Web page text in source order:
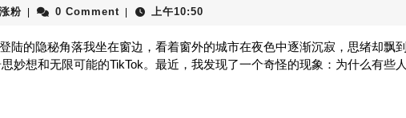
家
排
么
不
粉抖
涨
粉
0 Comment 上午10:50
陆的隐秘角落我坐在窗边，看着窗外的城市在夜色中逐渐沉寂，思绪却飘到
想和无限可能的TikTok。最近，我发现了一个奇怪的现象：为什么有些人